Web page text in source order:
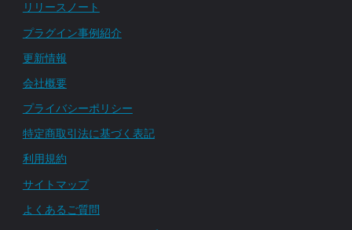
リリースノート
プラグイン事例紹介
更新情報
会社概要
プライバシーポリシー
特定商取引法に基づく表記
利用規約
サイトマップ
よくあるご質問